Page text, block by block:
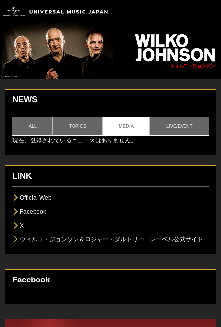
NEWS
ALL TOPICS MEDIA LIVE/EVENT
現在、登録されているニュースはありません。
LINK
Official Web
Facebook
X
ウィルコ・ジョンソン＆ロジャー・ダルトリー レーベル公式サイト
Facebook